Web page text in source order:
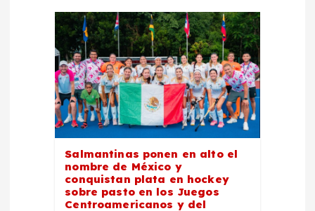
Salmantinas ponen en alto el
nombre de México y
conquistan plata en hockey
sobre pasto en los Juegos
Centroamericanos y del